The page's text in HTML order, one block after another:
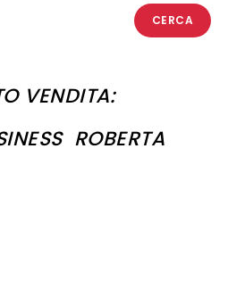
CERCA
VENDITA:
ROBERTA